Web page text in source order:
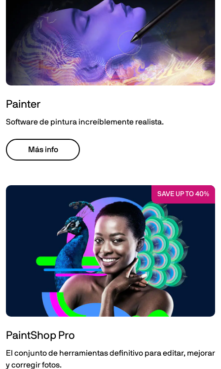
Painter
Software de pintura increíblemente realista.
Más info
SAVE UP TO 40%
PaintShop Pro
El conjunto de herramientas definitivo para editar, mejorar
y corregir fotos.